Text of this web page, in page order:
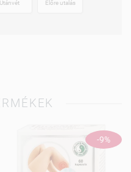
Utánvét Előre utalás
-9%